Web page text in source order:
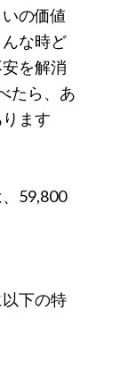
の価値
な時ど
を解消
たら、あ
ます
59,800
下の特